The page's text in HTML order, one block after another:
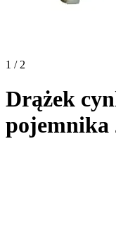
1 / 2
Drążek
pojemnika